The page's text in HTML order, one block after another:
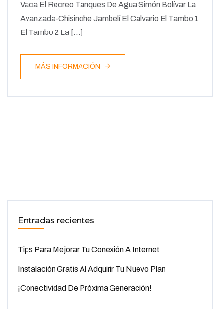
Vaca El Recreo Tanques De Agua Simón Bolívar La
Avanzada-Chisinche Jambelí El Calvario El Tambo 1
El Tambo 2 La […]
MÁS INFORMACIÓN
Entradas recientes
Tips Para Mejorar Tu Conexión A Internet
Instalación Gratis Al Adquirir Tu Nuevo Plan
¡Conectividad De Próxima Generación!